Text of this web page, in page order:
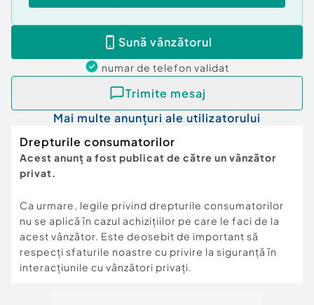
Sună vânzătorul
numar de telefon validat
Trimite mesaj
Mai multe anunțuri ale utilizatorului
Drepturile consumatorilor
Acest anunț a fost publicat de către un vânzător
privat.
Ca urmare, legile privind drepturile consumatorilor
nu se aplică în cazul achizițiilor pe care le faci de la
acest vânzător. Este deosebit de important să
respecți sfaturile noastre cu privire la siguranță în
interacțiunile cu vânzători privați.